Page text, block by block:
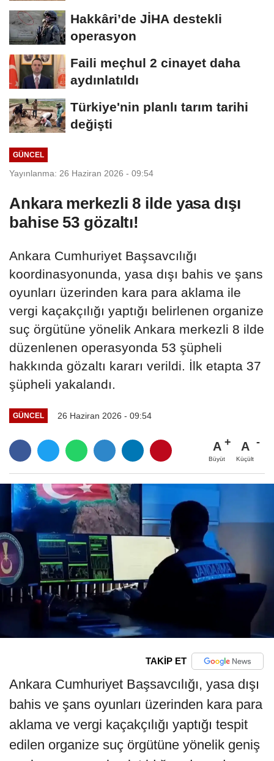
Hakkâri’de JİHA destekli
operasyon
Faili meçhul 2 cinayet daha
aydınlatıldı
Türkiye'nin planlı tarım tarihi
değişti
GÜNCEL
Yayınlanma: 26 Haziran 2026 - 09:54
Ankara merkezli 8 ilde yasa dışı
bahise 53 gözaltı!
Ankara Cumhuriyet Başsavcılığı
koordinasyonunda, yasa dışı bahis ve şans
oyunları üzerinden kara para aklama ile
vergi kaçakçılığı yaptığı belirlenen organize
suç örgütüne yönelik Ankara merkezli 8 ilde
düzenlenen operasyonda 53 şüpheli
hakkında gözaltı kararı verildi. İlk etapta 37
şüpheli yakalandı.
GÜNCEL 26 Haziran 2026 - 09:54
A
Büyüt
A
Küçült
TAKİP ET
Ankara Cumhuriyet Başsavcılığı, yasa dışı
bahis ve şans oyunları üzerinden kara para
aklama ve vergi kaçakçılığı yaptığı tespit
edilen organize suç örgütüne yönelik geniş